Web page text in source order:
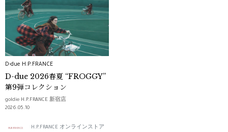
D-due H.P.FRANCE
D-due 2026春夏 “FROGGY”
第9弾コレクション
goldie H.P.FRANCE 新宿店
2026.05.10
H.P.FRANCE オンラインストア